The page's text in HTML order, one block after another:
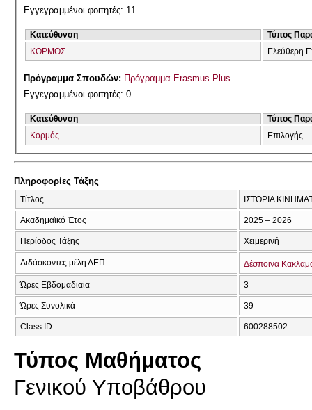
Εγγεγραμμένοι φοιτητές: 11
Κατεύθυνση
Τύπος
ΚΟΡΜΟΣ
Ελεύθερη
Πρόγραμμα Σπουδών: Πρόγραμμα Erasmus Plus
Εγγεγραμμένοι φοιτητές: 0
Κατεύθυνση
Τύπος
Κορμός
Επιλογής
Πληροφορίες Τάξης
Τίτλος ΙΣΤΟΡΙΑ
Ακαδημαϊκό Έτος 2025 – 2026
Περίοδος Τάξης Χειμερινή
Διδάσκοντες μέλη ΔΕΠ Δέσποινα
Ώρες Εβδομαδιαία 3
Ώρες Συνολικά 39
Class ID 600288502
Τύπος Μαθήματος
Γενικού Υποβάθρου